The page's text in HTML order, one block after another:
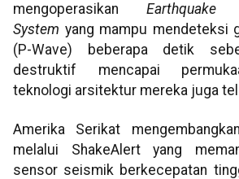
mengoperasikan
System yang mampu mendeteksi
(P-Wave) beberapa detik
destruktif mencapai
teknologi arsitektur mereka juga
Amerika Serikat
melalui ShakeAlert yang
sensor seismik berkecepatan